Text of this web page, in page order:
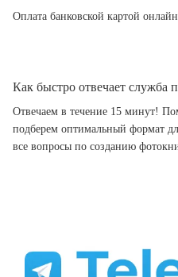
Оплата банковской картой
Как быстро отвечает служба
Отвечаем в течение 15 минут!
подберем оптимальный формат
все вопросы по созданию